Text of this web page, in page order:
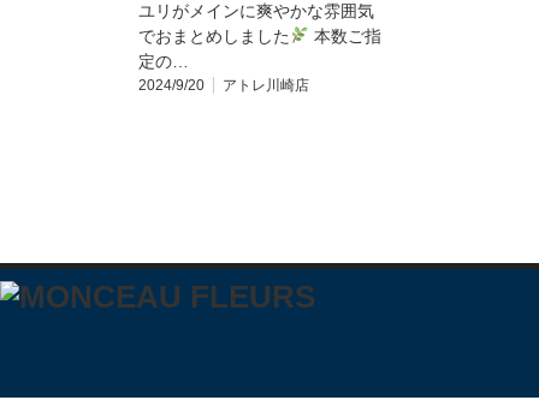
ユリがメインに爽やかな雰囲気
でおまとめしました
本数ご指
定の…
2024/9/20 アトレ川崎店